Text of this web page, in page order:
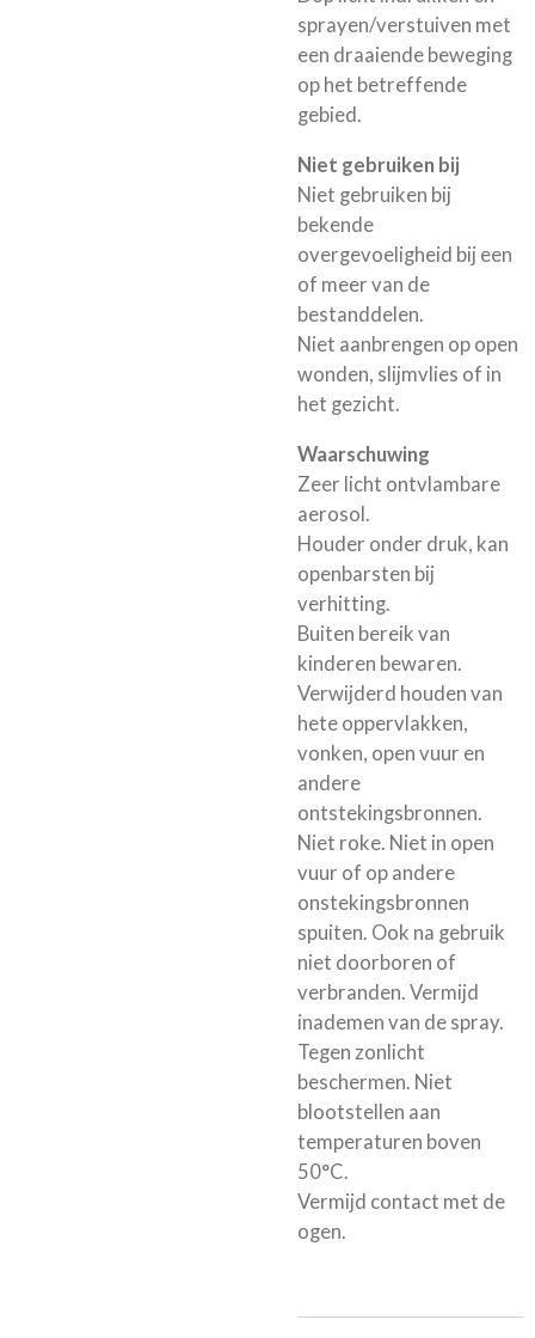
sprayen/verstuiven met
een draaiende beweging
op het betreffende
gebied.
Niet gebruiken bij
Niet gebruiken bij
bekende
overgevoeligheid bij een
of meer van de
bestanddelen.
Niet aanbrengen op open
wonden, slijmvlies of in
het gezicht.
Waarschuwing
Zeer licht ontvlambare
aerosol.
Houder onder druk, kan
openbarsten bij
verhitting.
Buiten bereik van
kinderen bewaren.
Verwijderd houden van
hete oppervlakken,
vonken, open vuur en
andere
ontstekingsbronnen.
Niet roke. Niet in open
vuur of op andere
onstekingsbronnen
spuiten. Ook na gebruik
niet doorboren of
verbranden. Vermijd
inademen van de spray.
Tegen zonlicht
beschermen. Niet
blootstellen aan
temperaturen boven
50°C.
Vermijd contact met de
ogen.